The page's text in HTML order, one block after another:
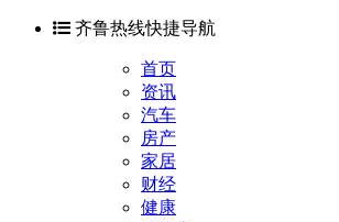
齐鲁热线快捷导航
首页
资讯
汽车
房产
家居
财经
健康